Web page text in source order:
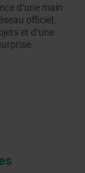
d’une main
officiel,
et d’une